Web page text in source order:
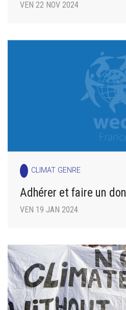
VEN 22 NOV 2024
CLIMAT GENRE
Adhérer et faire un don
VEN 19 JAN 2024